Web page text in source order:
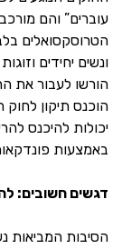
עוברים” והם
הטרוסקסואלים
ונשים יחידים
הורשו לעבור את
הוכנס תיקון לחוק
יכולות להיכנס
באמצעות
דגשים חשובים:
הסיבות המביאות